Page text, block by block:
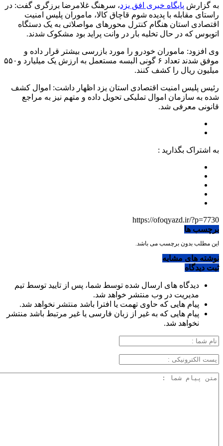
به گزارش پایگاه خبری افق یزد، سرهنگ غلامرضا برزگری گفت: در
راستای مقابله با پدیده شوم قاچاق کالا، ماموران پلیس امنیت
اقتصادی استان هنگام کنترل محورهای مواصلاتی به یک دستگاه
اتوبوس که در حال تخلیه بار در وانت پراید بود مشکوک شدند.
وی افزود: ماموران خودرو را مورد بازرسی بیشتر قرار داده و
موفق شدند تعداد ۶ گونی البسه مستعمل به ارزش یک میلیارد و۵۵۰
میلیون ریال را کشف کنند.
رئیس پلیس امنیت اقتصادی استان یزد اظهار داشت: اموال کشف
شده به سازمان اموال تملیکی تحویل داده و متهم نیز به مراجع
قانونی معرفی شد.
به اشتراک بگذارید :
https://ofoqyazd.ir/?p=7730
برچسب ها
این مطلب بدون برچسب می باشد.
نوشته های مشابه
ثبت دیدگاه
دیدگاه های ارسال شده توسط شما، پس از تایید توسط تیم
مدیریت در وب منتشر خواهد شد.
پیام هایی که حاوی تهمت یا افترا باشد منتشر نخواهد شد.
پیام هایی که به غیر از زبان فارسی یا غیر مرتبط باشد منتشر
نخواهد شد.